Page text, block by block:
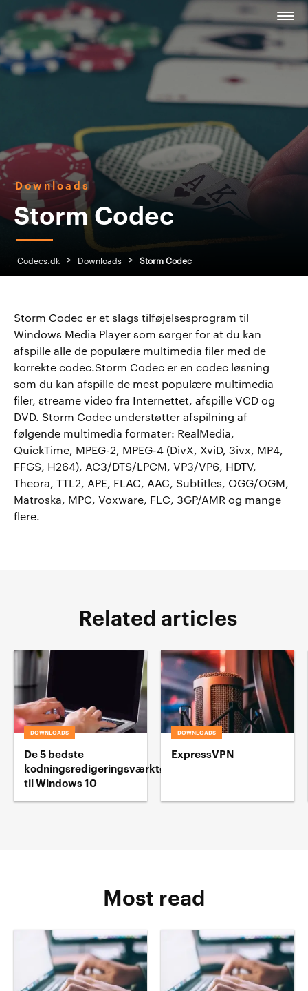
Downloads
Storm Codec
Codecs.dk > Downloads > Storm Codec
Storm Codec er et slags tilføjelsesprogram til
Windows Media Player som sørger for at du kan
afspille alle de populære multimedia filer med de
korrekte codec.Storm Codec er en codec løsning
som du kan afspille de mest populære multimedia
filer, streame video fra Internettet, afspille VCD og
DVD. Storm Codec understøtter afspilning af
følgende multimedia formater: RealMedia,
QuickTime, MPEG-2, MPEG-4 (DivX, XviD, 3ivx, MP4,
FFGS, H264), AC3/DTS/LPCM, VP3/VP6, HDTV,
Theora, TTL2, APE, FLAC, AAC, Subtitles, OGG/OGM,
Matroska, MPC, Voxware, FLC, 3GP/AMR og mange
flere.
Related articles
DOWNLOADS
De 5 bedste
kodningsredigeringsværktøj
til Windows 10
DOWNLOADS
ExpressVPN
Most read